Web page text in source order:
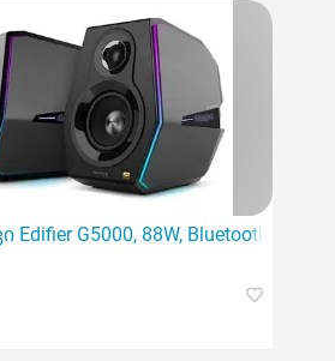
Edifier G5000, 88W, Bluetooth, AUX,